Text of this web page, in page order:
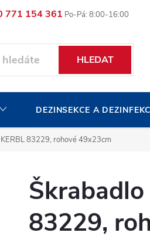
771 154 361
Volná pracovní místa
HLEDAT
DEZINSEKCE A
83229, rohové 49x23cm
83229,